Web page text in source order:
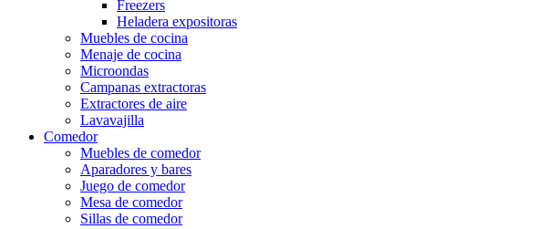
Freezers
Heladera expositoras
Muebles de cocina
Menaje de cocina
Microondas
Campanas extractoras
Extractores de aire
Lavavajilla
Comedor
Muebles de comedor
Aparadores y bares
Juego de comedor
Mesa de comedor
Sillas de comedor